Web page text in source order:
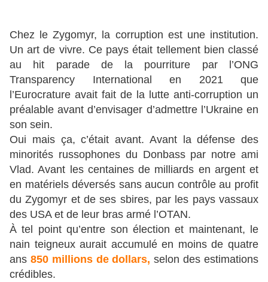
Chez le Zygomyr, la corruption est une institution.
Un art de vivre. Ce pays était tellement bien classé
au hit parade de la pourriture par l’ONG
Transparency International en 2021 que
l’Eurocrature avait fait de la lutte anti-corruption un
préalable avant d’envisager d’admettre l’Ukraine en
son sein.
Oui mais ça, c’était avant. Avant la défense des
minorités russophones du Donbass par notre ami
Vlad. Avant les centaines de milliards en argent et
en matériels déversés sans aucun contrôle au profit
du Zygomyr et de ses sbires, par les pays vassaux
des USA et de leur bras armé l’OTAN.
À tel point qu’entre son élection et maintenant, le
nain teigneux aurait accumulé en moins de quatre
ans 850 millions de dollars, selon des estimations
crédibles.